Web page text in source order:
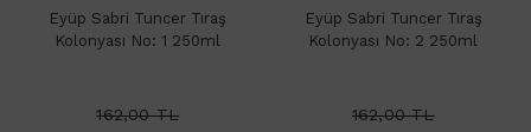
Eyüp Sabri Tuncer Tıraş
Kolonyası No: 1 250ml
162,00TL
Eyüp Sabri Tuncer Tıraş
Kolonyası No: 2 250ml
162,00TL